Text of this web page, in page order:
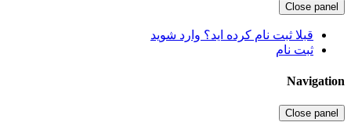
Close panel
قبلا ثبت نام کرده اید؟ وارد شوید
ثبت نام
Navigation
Close panel